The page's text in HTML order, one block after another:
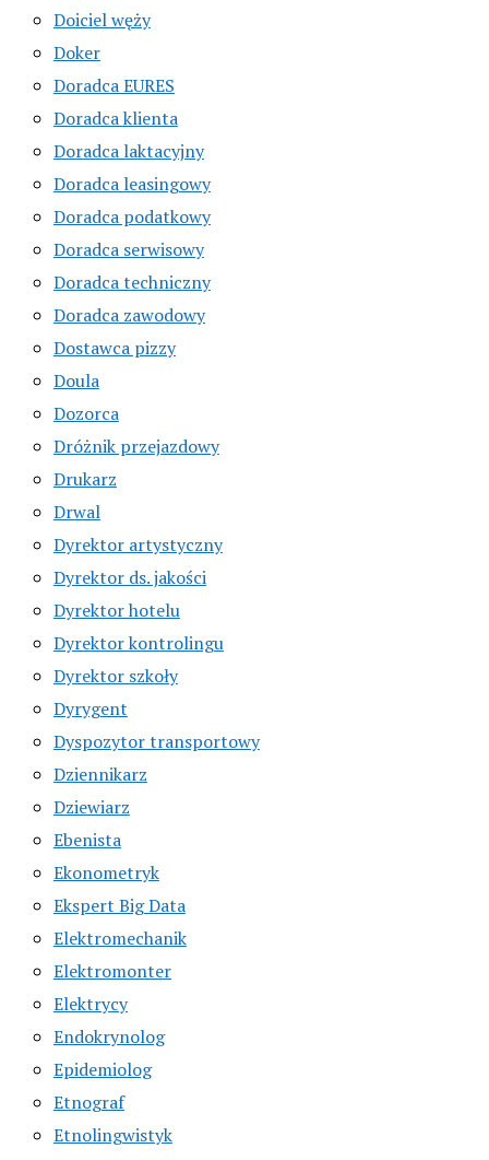
Doiciel węży
Doker
Doradca EURES
Doradca klienta
Doradca laktacyjny
Doradca leasingowy
Doradca podatkowy
Doradca serwisowy
Doradca techniczny
Doradca zawodowy
Dostawca pizzy
Doula
Dozorca
Dróżnik przejazdowy
Drukarz
Drwal
Dyrektor artystyczny
Dyrektor ds. jakości
Dyrektor hotelu
Dyrektor kontrolingu
Dyrektor szkoły
Dyrygent
Dyspozytor transportowy
Dziennikarz
Dziewiarz
Ebenista
Ekonometryk
Ekspert Big Data
Elektromechanik
Elektromonter
Elektrycy
Endokrynolog
Epidemiolog
Etnograf
Etnolingwistyk